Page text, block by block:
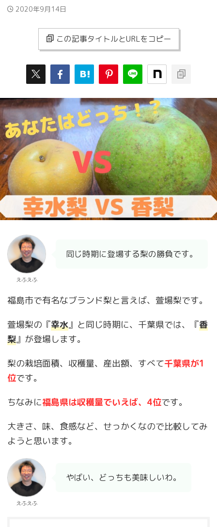
2020年9月14日
この記事タイトルとURLをコピー
えふえふ
同じ時期に登場する梨の勝負です。
福島市で有名なブランド梨と言えば、萱場梨です。
萱場梨の『幸水』と同じ時期に、千葉県では、『香
梨』が登場します。
梨の栽培面積、収穫量、産出額、すべて千葉県が1
位です。
ちなみに福島県は収穫量でいえば、4位です。
大きさ、味、食感など、せっかくなので比較してみ
ようと思います。
えふえふ
やばい、どっちも美味しいわ。